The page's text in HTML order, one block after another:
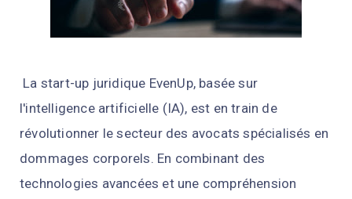
La start-up juridique EvenUp, basée sur
l'intelligence artificielle (IA), est en train de
révolutionner le secteur des avocats spécialisés en
dommages corporels. En combinant des
technologies avancées et une compréhension